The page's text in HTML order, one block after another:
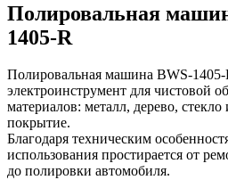
Полировальная
1405-R
Полировальная машина BWS-
электроинструмент для чистовой
материалов: металл, дерево, стекло
покрытие.
Благодаря техническим
использования простирается от
до полировки автомобиля.